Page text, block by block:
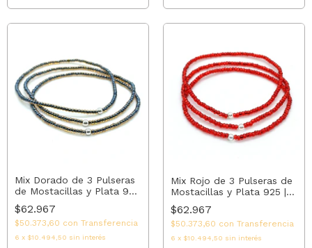
Mix Dorado de 3 Pulseras
de Mostacillas y Plata 925
| AMALO
$62.967
$50.373,60 con Transferencia
6 x $10.494,50 sin interés
Mix Rojo de 3 Pulseras de
Mostacillas y Plata 925 |
AMALO
$62.967
$50.373,60 con Transferencia
6 x $10.494,50 sin interés